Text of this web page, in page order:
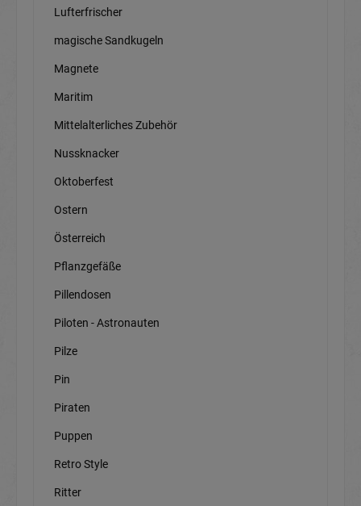
Lufterfrischer
magische Sandkugeln
Magnete
Maritim
Mittelalterliches Zubehör
Nussknacker
Oktoberfest
Ostern
Österreich
Pflanzgefäße
Pillendosen
Piloten - Astronauten
Pilze
Pin
Piraten
Puppen
Retro Style
Ritter